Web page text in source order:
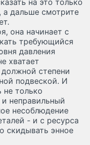
на это только
дальше смотрите
она начинает с
требующийся
давления
хватает
степени
подвеской. И
не только
и неправильный
несоблюдение
- и с ресурса
скидывать энное